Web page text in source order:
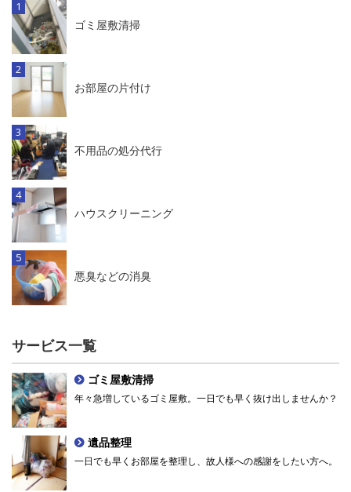
ゴミ屋敷清掃
お部屋の片付け
不用品の処分代行
ハウスクリーニング
悪臭などの消臭
サービス一覧
ゴミ屋敷清掃
年々急増しているゴミ屋敷。一日でも早く抜け出しませんか？
遺品整理
一日でも早くお部屋を整理し、故人様への感謝をしたい方へ。